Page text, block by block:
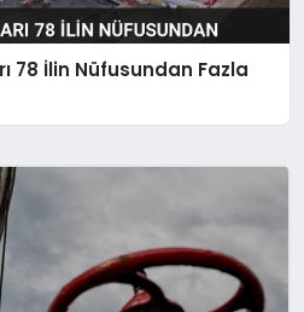
78 İlin Nüfusundan Fazla